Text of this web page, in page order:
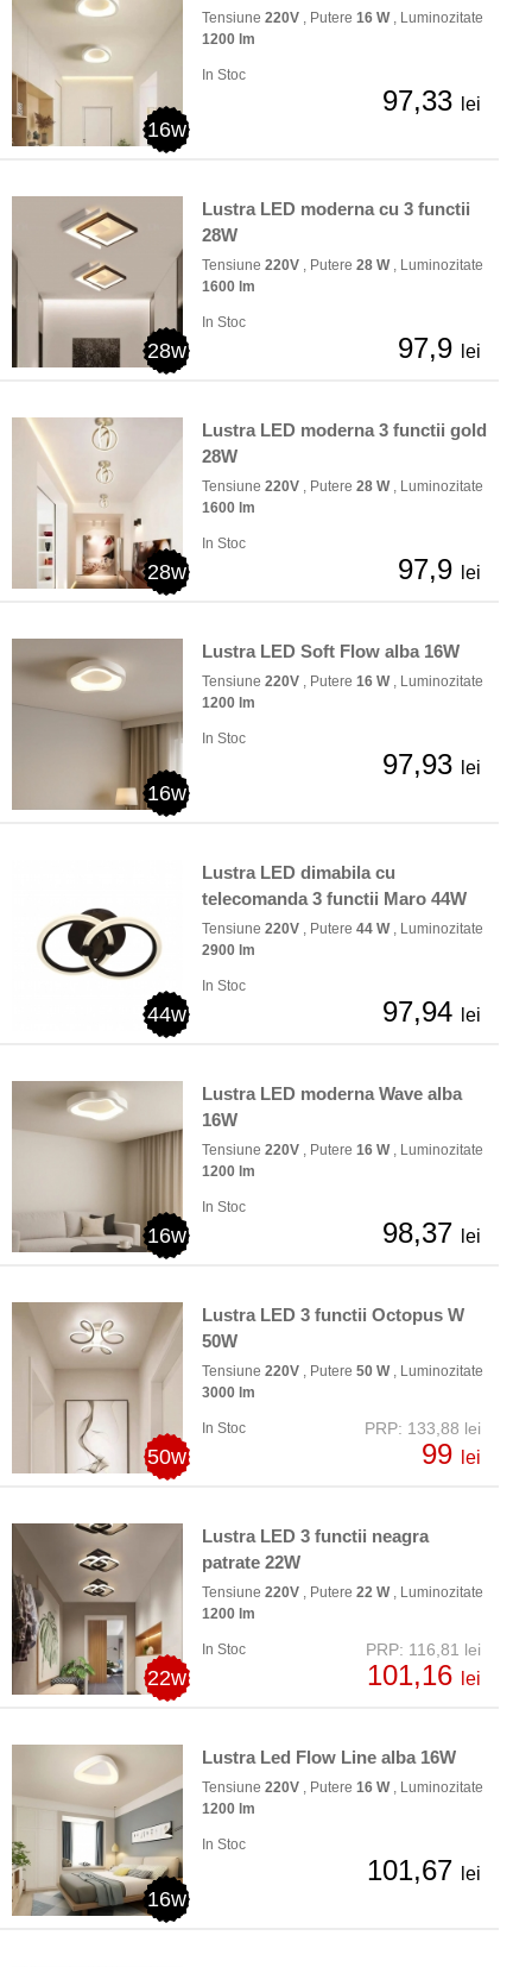
16w
Tensiune 220V , Putere 16 W, Luminozitate
1200 lm
In Stoc
97,33 lei
28w
Lustra LED moderna cu 3 functii
28W
Tensiune 220V , Putere 28 W, Luminozitate
1600 lm
In Stoc
97,9 lei
28w
Lustra LED moderna 3 functii gold
28W
Tensiune 220V , Putere 28 W, Luminozitate
1600 lm
In Stoc
97,9 lei
16w
Lustra LED Soft Flow alba 16W
Tensiune 220V , Putere 16 W, Luminozitate
1200 lm
In Stoc
97,93 lei
44w
Lustra LED dimabila cu
telecomanda 3 functii Maro 44W
Tensiune 220V , Putere 44 W, Luminozitate
2900 lm
In Stoc
97,94 lei
16w
Lustra LED moderna Wave alba
16W
Tensiune 220V , Putere 16 W, Luminozitate
1200 lm
In Stoc
98,37 lei
50w
Lustra LED 3 functii Octopus W
50W
Tensiune 220V , Putere 50 W, Luminozitate
3000 lm
In Stoc PRP: 133,88 lei
99 lei
22w
Lustra LED 3 functii neagra
patrate 22W
Tensiune 220V , Putere 22 W, Luminozitate
1200 lm
In Stoc PRP: 116,81 lei
101,16 lei
16w
Lustra Led Flow Line alba 16W
Tensiune 220V , Putere 16 W, Luminozitate
1200 lm
In Stoc
101,67 lei